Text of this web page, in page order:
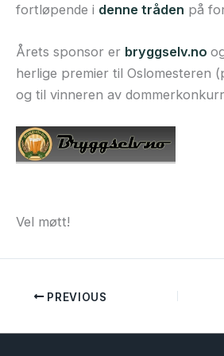
fortløpende i denne tråden på
Årets sponsor er bryggselv.no
herlige premier til Oslomesteren
og til vinneren av
Vel møtt!
PREVIOUS